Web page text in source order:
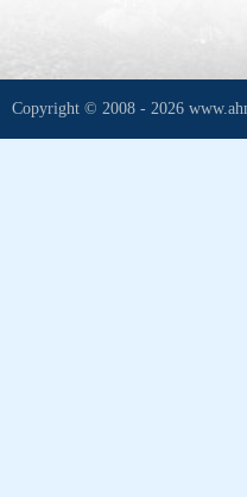
Copyright © 2008 - 2026